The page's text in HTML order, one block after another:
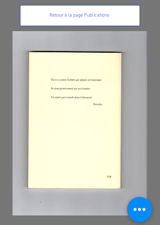
Retour à la page Publications